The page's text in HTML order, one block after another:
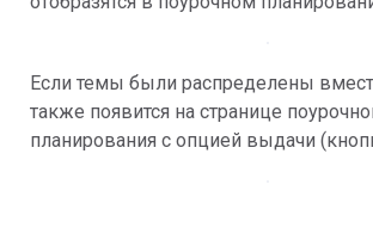
Если темы были распределены
также появится на странице
планирования с опцией выдачи